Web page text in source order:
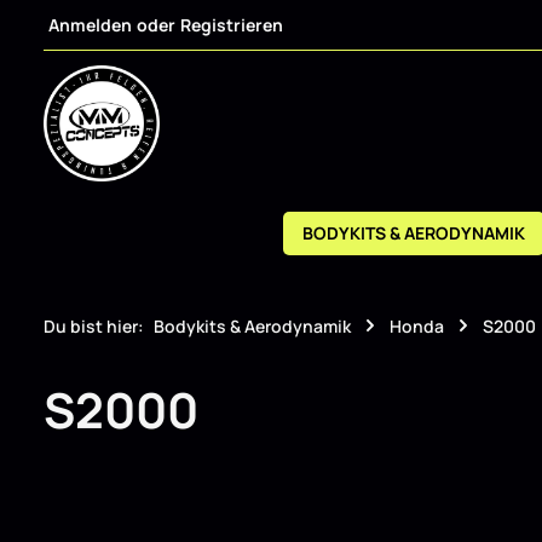
Hauptinhalt springen
Zur Suche springen
Zur Hauptnavigation springen
Anmelden oder Registrieren
BODYKITS & AERODYNAMIK
Du bist hier: Bodykits & Aerodynamik Honda S2000
S2000